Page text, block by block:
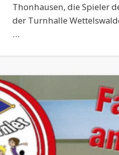
Thonhausen, die Spieler
der Turnhalle
…